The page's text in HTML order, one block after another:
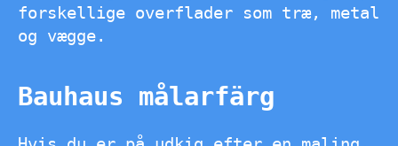
forskellige overflader som træ, metal
og vægge.
Bauhaus målarfärg